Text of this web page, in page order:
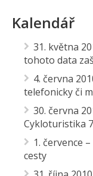
Kalendář
31. května
tohoto data
4. června
telefonicky či
30. června
Cykloturistika
1. července
cesty